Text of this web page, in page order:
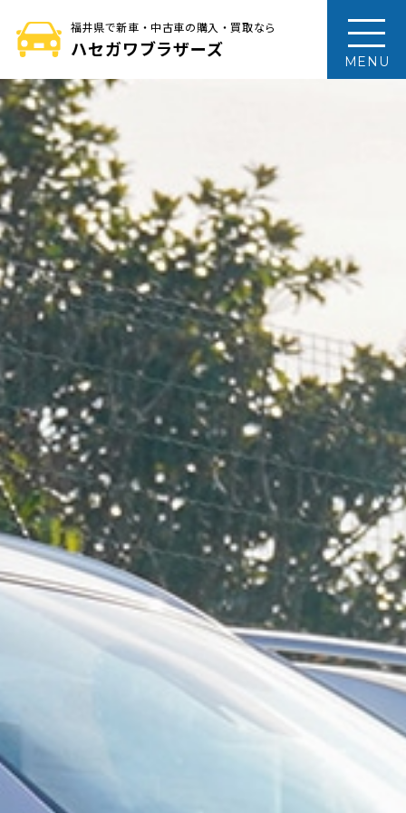
福井県で新車・中古車の購入・買取なら
ハセガワブラザーズ
MENU